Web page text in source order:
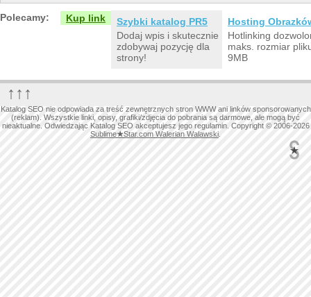
Polecamy: Kup link
Szybki katalog PR5
Dodaj wpis i skutecznie
zdobywaj pozycję dla
strony!
Hosting
Hotlinking
maks. rozmiar
9MB
↑↑↑
Katalog SEO nie odpowiada za treść zewnętrznych stron WWW ani linków sponsorowanych
(reklam). Wszystkie linki, opisy, grafiki/zdjęcia do pobrania są darmowe, ale mogą być
nieaktualne. Odwiedzając Katalog SEO akceptujesz jego regulamin. Copyright © 2006-2026
Sublime★Star.com Walerian Walawski